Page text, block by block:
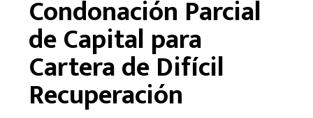
Condonación Parcial
de Capital para
Cartera de Difícil
Recuperación